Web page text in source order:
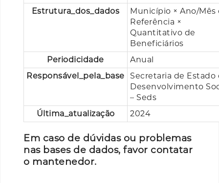
Estrutura_dos_dados
Município × Ano/Mês
Referência ×
Quantitativo de
Beneficiários
Periodicidade
Anual
Responsável_pela_base
Secretaria de Estado
Desenvolvimento
– Seds
Última_atualização
2024
Em caso de dúvidas ou problemas
nas bases de dados, favor contatar
o mantenedor.